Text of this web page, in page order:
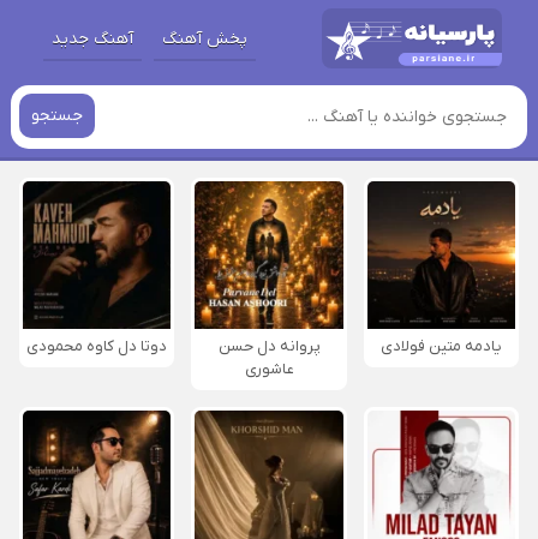
پخش آهنگ آهنگ جدید
جستجو
یادمه متین فولادی
پروانه دل حسن
عاشوری
دوتا دل کاوه محمودی